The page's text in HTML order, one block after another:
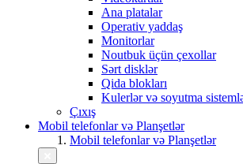
Ana platalar
Operativ yaddaş
Monitorlar
Noutbuk üçün çexollar
Sərt disklər
Qida blokları
Kulerlər və soyutma
Çıxış
Mobil telefonlar və Planşetlər
Mobil telefonlar və Planşetlər